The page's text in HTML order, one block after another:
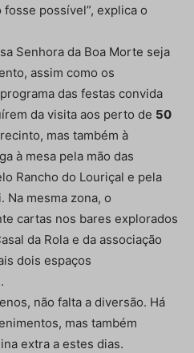
possível”, explica o
Senhora da Boa Morte seja
assim como os
das festas convida
da visita aos perto de 50
mas também à
à mesa pela mão das
Rancho do Louriçal e pela
Na mesma zona, o
cartas nos bares explorados
da Rola e da associação
dois espaços
não falta a diversão. Há
mas também
extra a estes dias.